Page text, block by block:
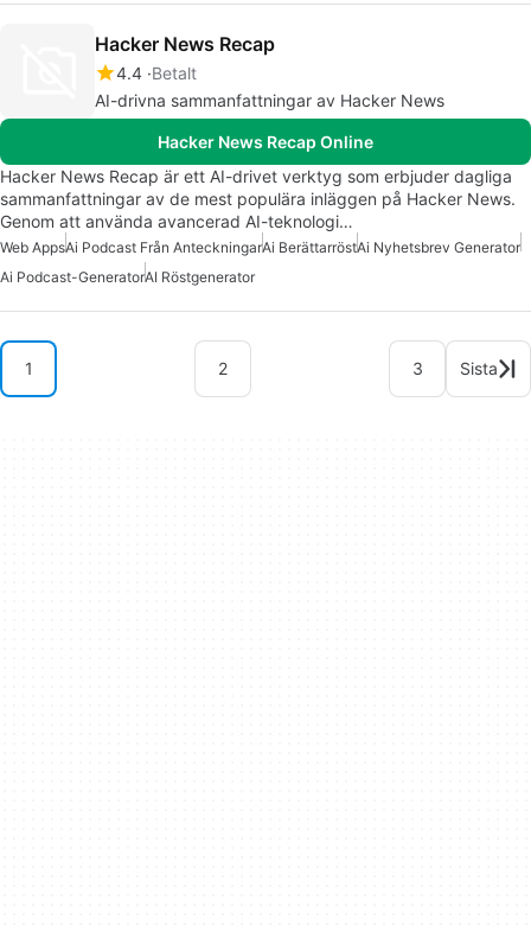
Hacker News Recap
4.4 Betalt
AI-drivna sammanfattningar av Hacker News
Hacker News Recap Online
Hacker News Recap är ett AI-drivet verktyg som erbjuder dagliga
sammanfattningar av de mest populära inläggen på Hacker News.
Genom att använda avancerad AI-teknologi…
Web AppsAi Podcast Från AnteckningarAi BerättarröstAi Nyhetsbrev Generator
Ai Podcast-GeneratorAI Röstgenerator
1 2 3 Sista